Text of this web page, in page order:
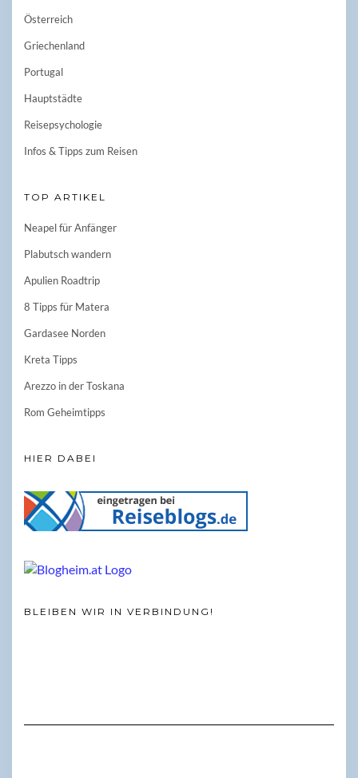
Österreich
Griechenland
Portugal
Hauptstädte
Reisepsychologie
Infos & Tipps zum Reisen
TOP ARTIKEL
Neapel für Anfänger
Plabutsch wandern
Apulien Roadtrip
8 Tipps für Matera
Gardasee Norden
Kreta Tipps
Arezzo in der Toskana
Rom Geheimtipps
HIER DABEI
BLEIBEN WIR IN VERBINDUNG!